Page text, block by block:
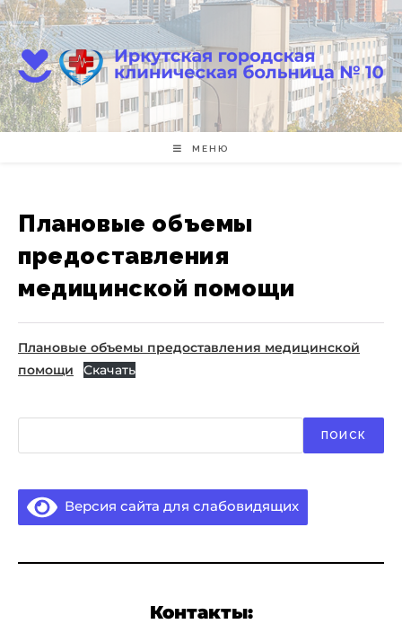
Перейти
к
содержимому
МЕНЮ
Плановые объемы
предоставления
медицинской помощи
Плановые объемы предоставления медицинской
помощи
Скачать
ПОИСК
Версия сайта для слабовидящих
Контакты: